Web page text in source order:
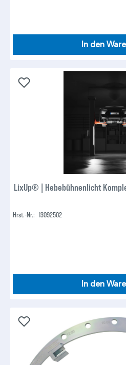
In den
LixUp® | Hebebühnenlicht
Hrst.-Nr.: 13092502
In den